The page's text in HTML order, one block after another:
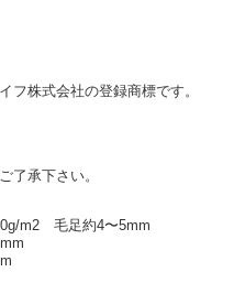
株式会社の登録商標です。
了承下さい。
m2 毛足約4〜5mm